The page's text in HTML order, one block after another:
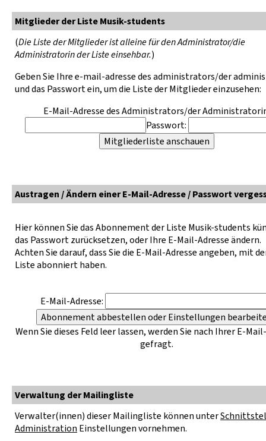
Mitglieder der Liste Musik-students
(Die Liste der Mitglieder ist alleine für den Administrator/die
Administratorin der Liste einsehbar.)
Geben Sie Ihre e-mail-adresse des administrators/der
und das Passwort ein, um die Liste der Mitglieder einzusehen:
E-Mail-Adresse des Administrators/der
Passwort:
Austragen / Ändern einer E-Mail-Adresse / Passwort
Hier können Sie das Abonnement der Liste Musik-students
das Passwort zurücksetzen, oder Ihre E-Mail-Adresse ändern.
Achten Sie darauf, dass Sie die E-Mail-Adresse angeben, mit
Liste abonniert haben.
E-Mail-Adresse:
Wenn Sie dieses Feld leer lassen, werden Sie nach Ihrer E-
gefragt.
Verwaltung der Mailingliste
Verwalter(innen) dieser Mailingliste können unter
Administration Einstellungen vornehmen.